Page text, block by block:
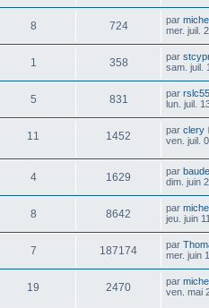
8 724 par
mer. juil.
1 358 par
sam. juil.
5 831 par rslc55
lun. juil.
11 1452 par clery
ven. juil.
4 1629 par
dim. juin
8 8642 par
jeu. juin
7 187174 par
mer. juin
19 2470 par
ven. mai